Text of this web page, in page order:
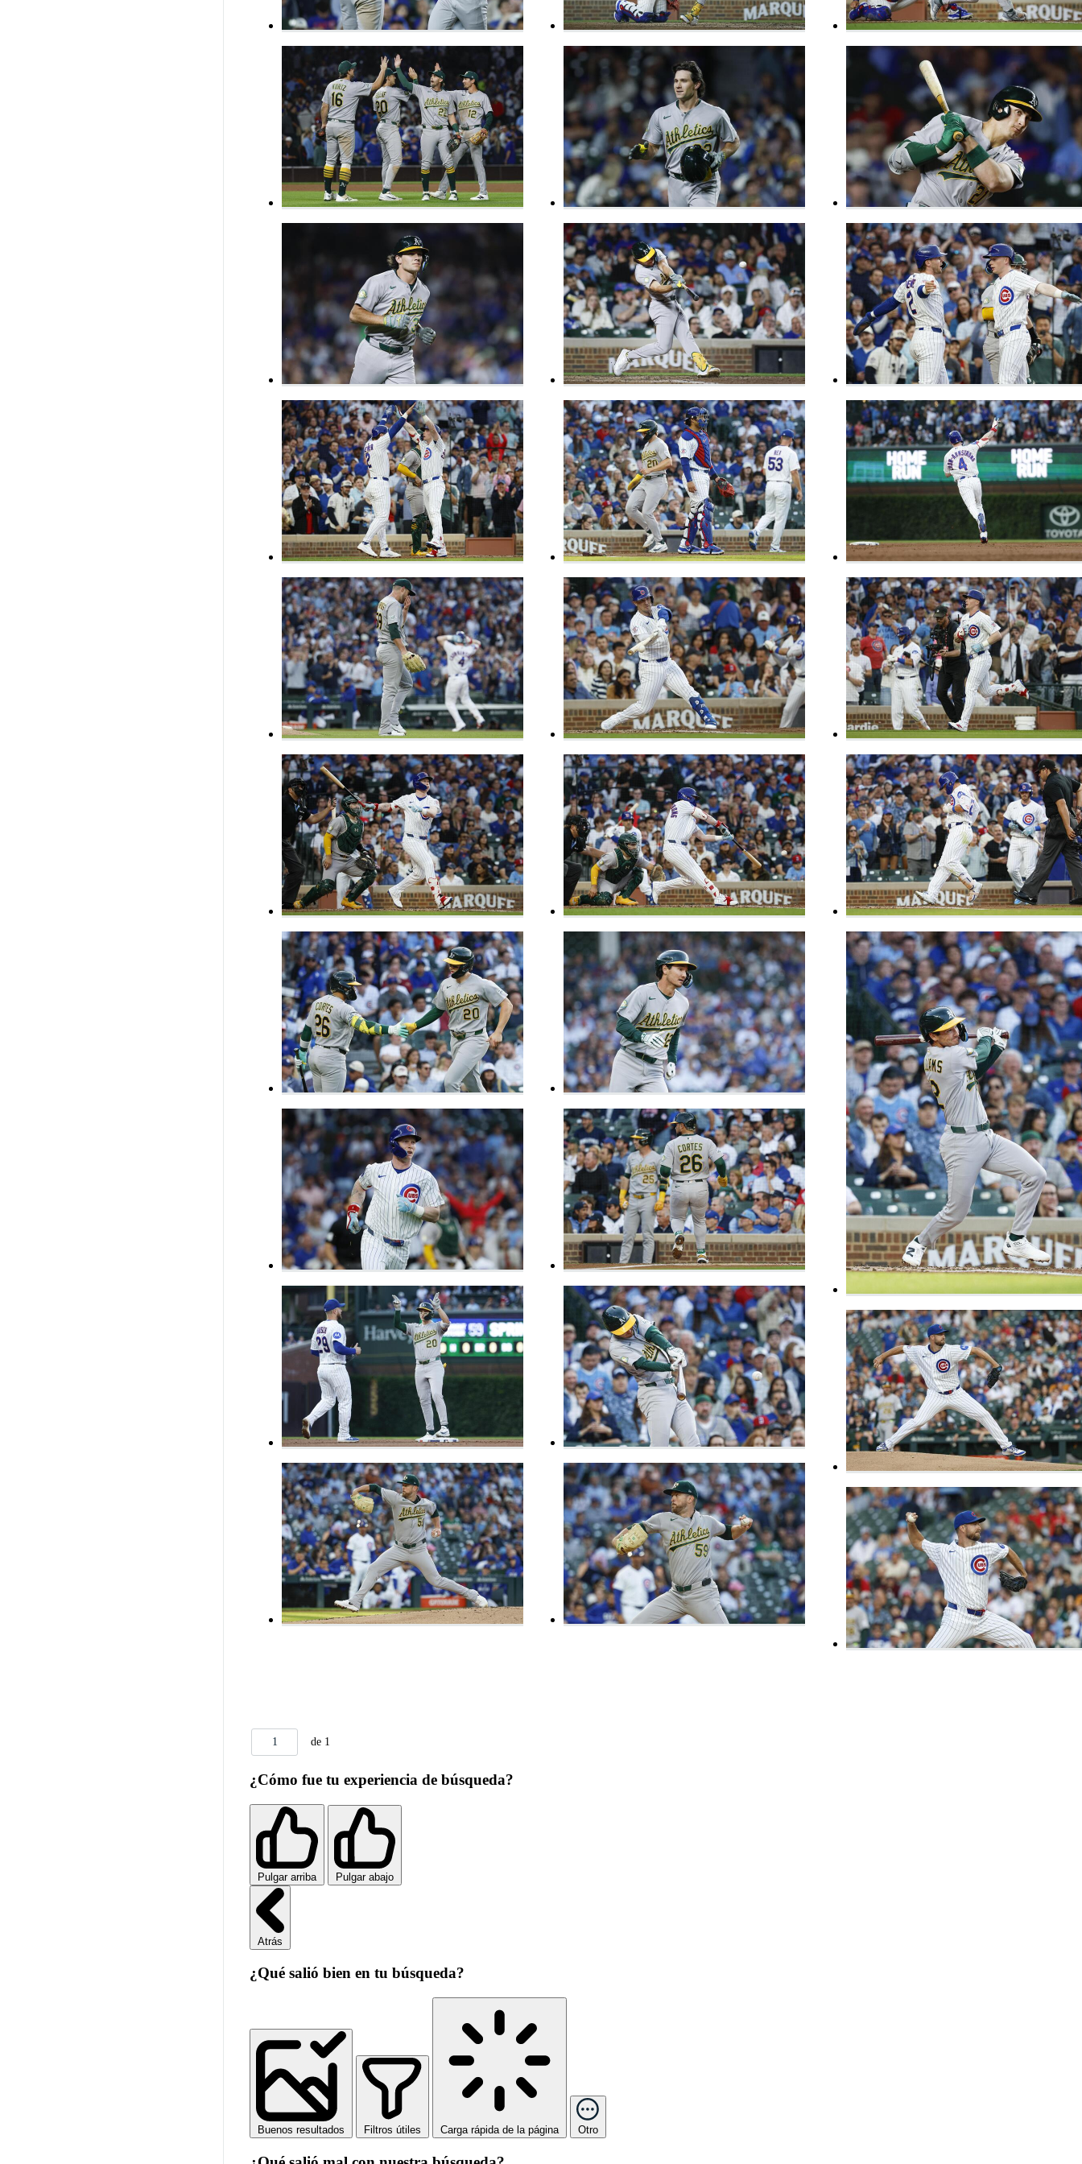
1 de 1
¿Cómo fue tu experiencia de búsqueda?
Pulgar arriba Pulgar abajo
Atrás
¿Qué salió bien en tu búsqueda?
Buenos resultados Filtros útiles Carga rápida de la página Otro